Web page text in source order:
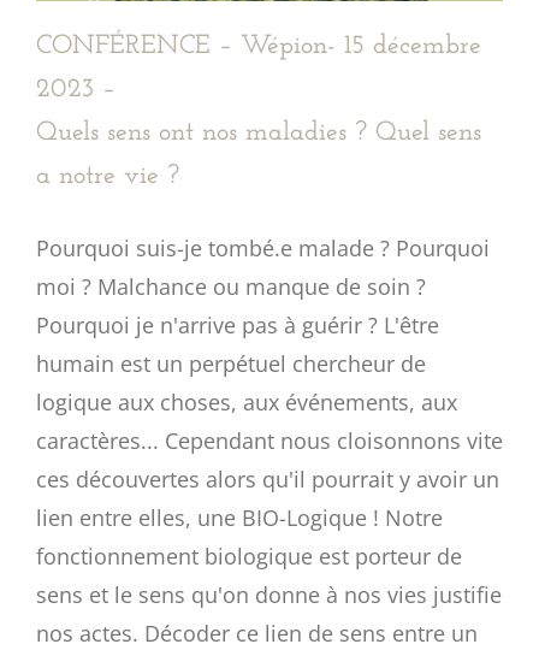
CONFÉRENCE – Wépion- 15 décembre
2023 –
Quels sens ont nos maladies ? Quel sens
a notre vie ?
Pourquoi suis-je tombé.e malade ? Pourquoi
moi ? Malchance ou manque de soin ?
Pourquoi je n'arrive pas à guérir ? L'être
humain est un perpétuel chercheur de
logique aux choses, aux événements, aux
caractères... Cependant nous cloisonnons vite
ces découvertes alors qu'il pourrait y avoir un
lien entre elles, une BIO-Logique ! Notre
fonctionnement biologique est porteur de
sens et le sens qu'on donne à nos vies justifie
nos actes. Décoder ce lien de sens entre un